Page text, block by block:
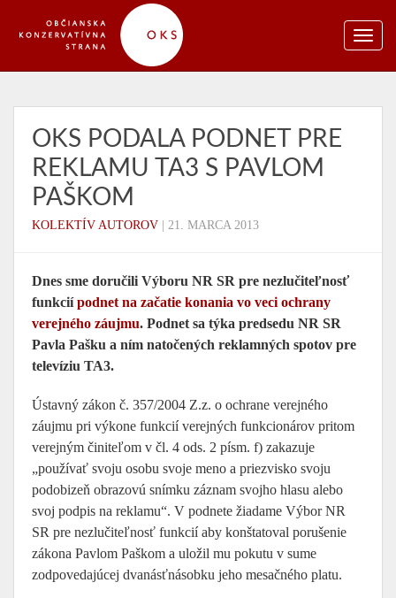
OKS PODALA PODNET PRE
REKLAMU TA3 S PAVLOM
PAŠKOM
KOLEKTÍV AUTOROV 21. MARCA 2013
Dnes sme doručili Výboru NR SR pre nezlučiteľnosť
funkciípodnet na začatie konania vo veci ochrany
verejného záujmu. Podnet sa týka predsedu NR SR
Pavla Pašku a ním natočených reklamných spotov pre
televíziu TA3.
Ústavný zákon č. 357/2004 Z.z. o ochrane verejného
záujmu pri výkone funkcií verejných funkcionárov pritom
verejným činiteľom v čl. 4 ods. 2 písm. f) zakazuje
„používať svoju osobu svoje meno a priezvisko svoju
podobizeň obrazovú snímku záznam svojho hlasu alebo
svoj podpis na reklamu“. V podnete žiadame Výbor NR
SR pre nezlučiteľnosť funkcií aby konštatoval porušenie
zákona Pavlom Paškom a uložil mu pokutu v sume
zodpovedajúcej dvanásťnásobku jeho mesačného platu.